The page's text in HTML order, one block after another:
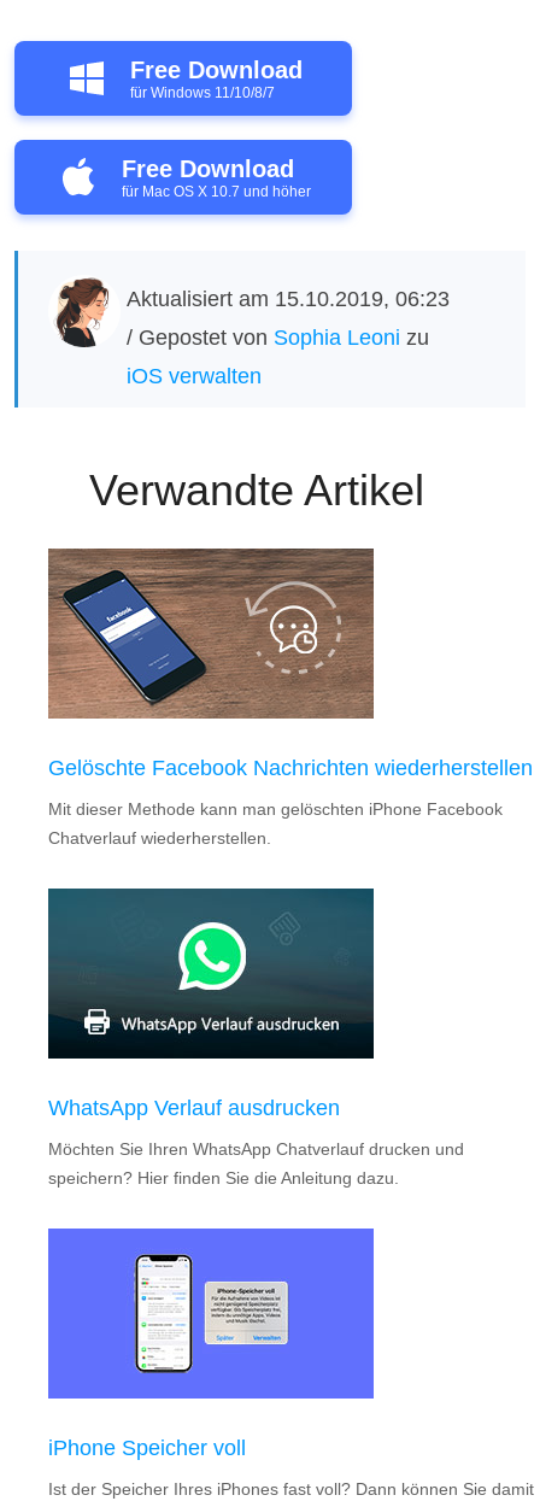
Free Download
für Windows 11/10/8/7
Free Download
für Mac OS X 10.7 und höher
Aktualisiert am 15.10.2019, 06:23
/ Gepostet von Sophia Leoni zu
iOS verwalten
Verwandte Artikel
Gelöschte Facebook Nachrichten wiederherstellen
Mit dieser Methode kann man gelöschten iPhone Facebook
Chatverlauf wiederherstellen.
WhatsApp Verlauf ausdrucken
Möchten Sie Ihren WhatsApp Chatverlauf drucken und
speichern? Hier finden Sie die Anleitung dazu.
iPhone Speicher voll
Ist der Speicher Ihres iPhones fast voll? Dann können Sie damit